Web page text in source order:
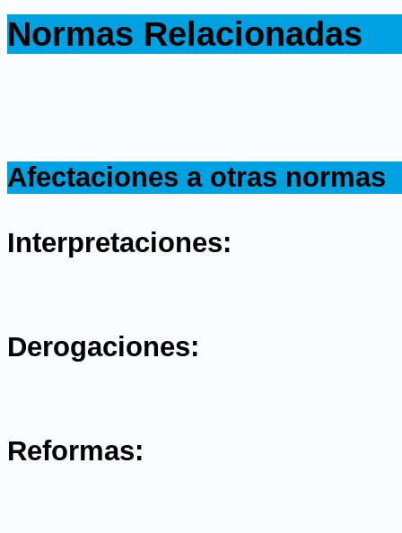
Normas Relacionadas
Afectaciones a otras normas
Interpretaciones:
Derogaciones:
Reformas: